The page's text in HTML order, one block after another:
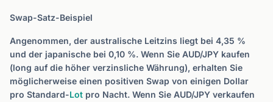
Swap-Satz-Beispiel
Angenommen, der australische Leitzins liegt bei 4,35 %
und der japanische bei 0,10 %. Wenn Sie AUD/JPY kaufen
(long auf die höher verzinsliche Währung), erhalten Sie
möglicherweise einen positiven Swap von einigen Dollar
pro Standard-Lot pro Nacht. Wenn Sie AUD/JPY verkaufen